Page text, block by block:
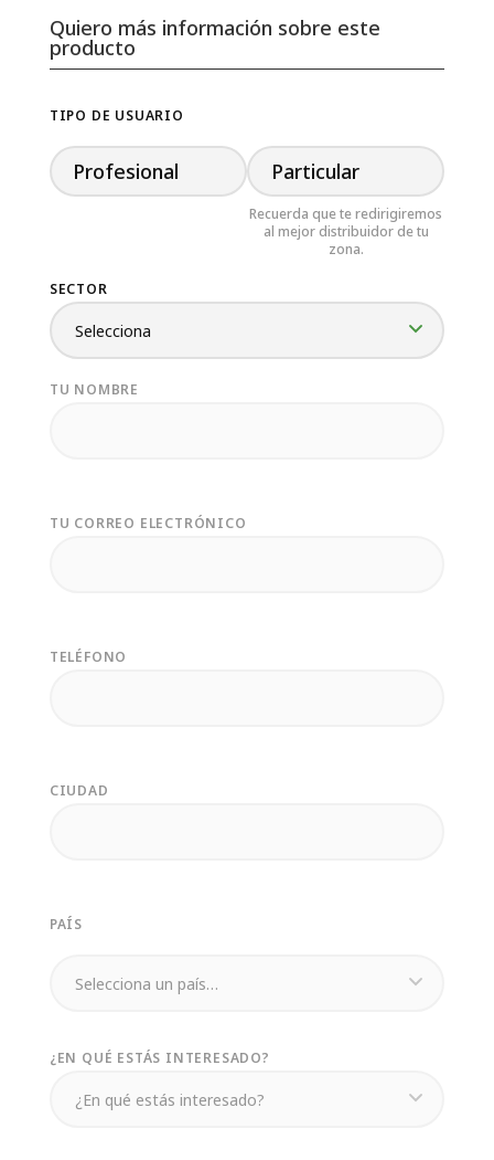
Quiero más información sobre este
producto
TIPO DE USUARIO
Profesional Particular
SECTOR
TU NOMBRE
TU CORREO ELECTRÓNICO
TELÉFONO
CIUDAD
PAÍS
¿EN QUÉ ESTÁS INTERESADO?